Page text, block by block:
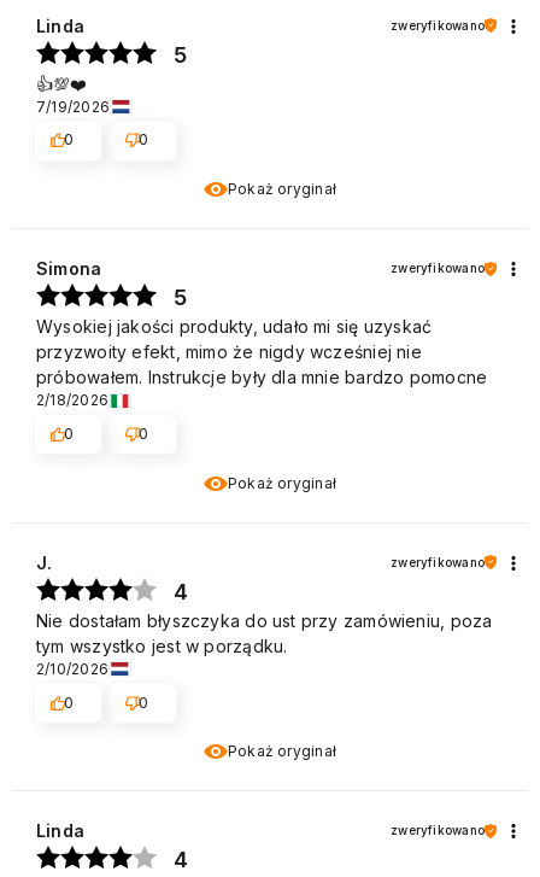
Pokaż oryginał
Linda zweryfikowano
5
👍️💯❤️
7/19/2026
0
0
Pokaż oryginał
Simona zweryfikowano
5
Wysokiej jakości produkty, udało mi się uzyskać
przyzwoity efekt, mimo że nigdy wcześniej nie
próbowałem. Instrukcje były dla mnie bardzo pomocne
2/18/2026
0
0
Pokaż oryginał
J. zweryfikowano
4
Nie dostałam błyszczyka do ust przy zamówieniu, poza
tym wszystko jest w porządku.
2/10/2026
0
0
Linda zweryfikowano
4